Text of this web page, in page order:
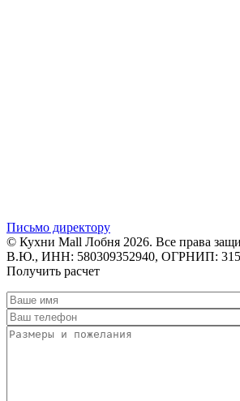
Письмо директору
© Кухни Mall Лобня 2026. Все права
В.Ю., ИНН: 580309352940, ОГРНИП:
Получить расчет